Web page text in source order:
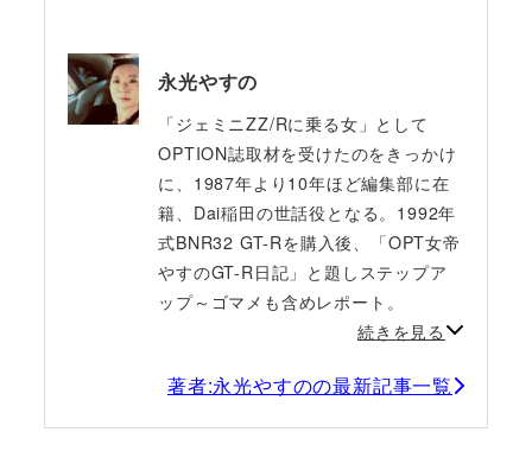
永光やすの
「ジェミニZZ/Rに乗る女」として
OPTION誌取材を受けたのをきっかけ
に、1987年より10年ほど編集部に在
籍、Dai稲田の世話役となる。1992年
式BNR32 GT-Rを購入後、「OPT女帝
やすのGT-R日記」と題しステップア
ップ～ゴマメも含めレポート。
続きを見る
著者:永光やすのの最新記事一覧